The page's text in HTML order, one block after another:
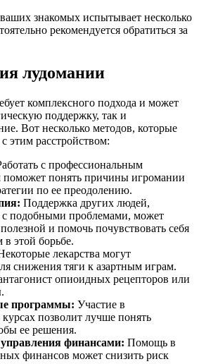
знакомых испытывает несколько
рекомендуется обратиться за
лудомании
комплексного подхода и может
поддержку, так и
Вот несколько методов, которые
этим расстройством:
с профессиональным
поможет понять причины игромании
по ее преодолению.
Поддержка других людей,
подобными проблемами, может
полезной и помочь почувствовать себя
этой борьбе.
лекарства могут
снижения тяги к азартным играм.
опиоидных рецепторов или
программы: Участие в
курсах позволит лучше понять
ее решения.
финансами: Помощь в
финансов может снизить риск